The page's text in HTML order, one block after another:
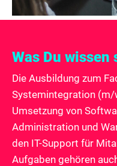
Was Du wissen
Die Ausbildung zum
Systemintegration (m/
Umsetzung von
Administration und
den IT-Support für
Aufgaben gehören